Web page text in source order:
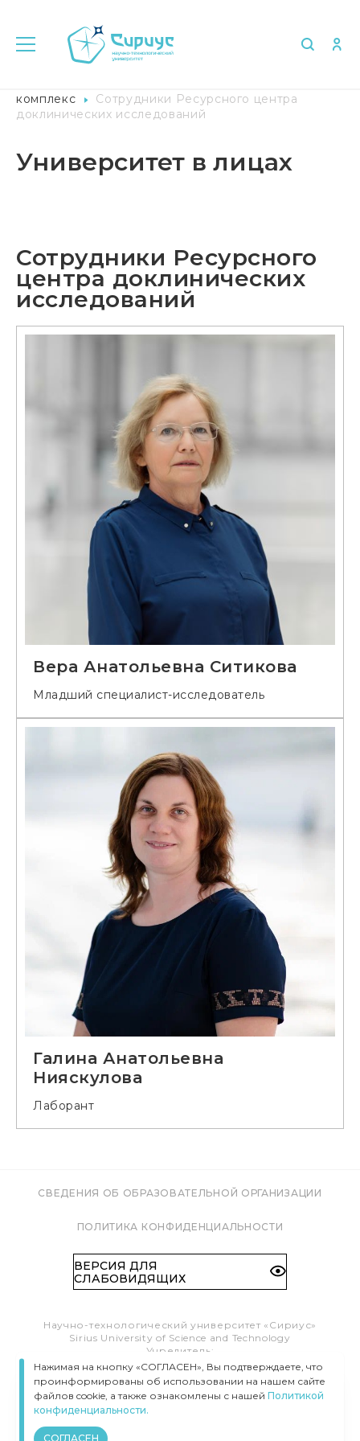
комплекс
Сотрудники Ресурсного центра
доклинических исследований
Университет в лицах
Сотрудники Ресурсного
центра доклинических
исследований
Вера Анатольевна Ситикова
Младший специалист-исследователь
Галина Анатольевна
Нияскулова
Лаборант
СВЕДЕНИЯ ОБ ОБРАЗОВАТЕЛЬНОЙ ОРГАНИЗАЦИИ
ПОЛИТИКА КОНФИДЕНЦИАЛЬНОСТИ
ВЕРСИЯ ДЛЯ
СЛАБОВИДЯЩИХ
Научно-технологический университет «Сириус»
Sirius University of Science and Technology
Учредитель:
Образовательный Фонд «Талант и успех»
Федеральная территория «Сириус»,
Тел.:8 (800) 100 41 55
info@siriusuniversity.ru
Нажимая на кнопку «СОГЛАСЕН», Вы подтверждаете, что
проинформированы об использовании на нашем сайте
файлов cookie, а также ознакомлены с нашей Политикой
конфиденциальности.
СОГЛАСЕН